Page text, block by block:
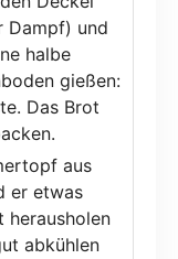
Dampf) und
halbe
gießen:
Das Brot
aus
er etwas
herausholen
abkühlen